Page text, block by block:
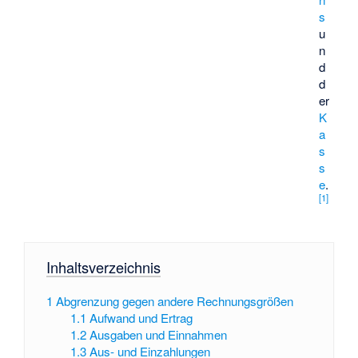
s
u
n
d
d
er
K
a
s
s
e.
[1]
Inhaltsverzeichnis
1 Abgrenzung gegen andere Rechnungsgrößen
1.1 Aufwand und Ertrag
1.2 Ausgaben und Einnahmen
1.3 Aus- und Einzahlungen